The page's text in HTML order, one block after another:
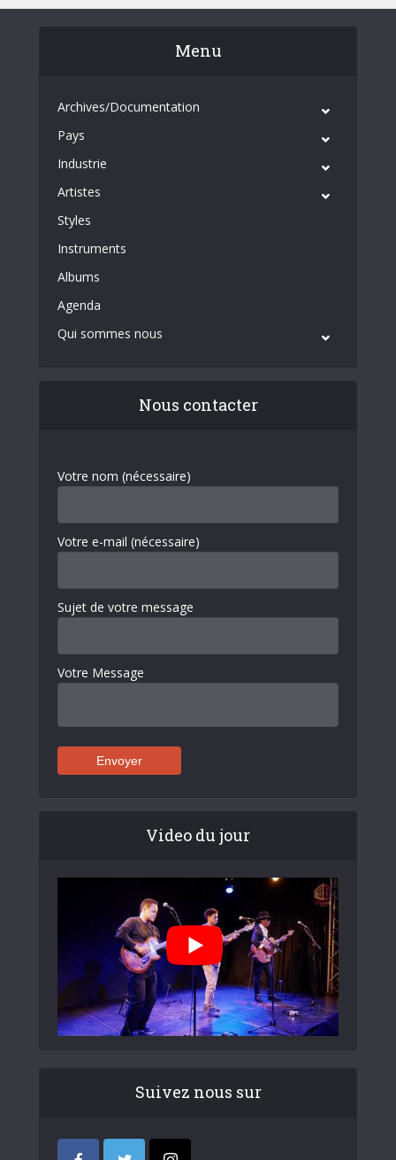
Menu
Archives/Documentation
Pays
Industrie
Artistes
Styles
Instruments
Albums
Agenda
Qui sommes nous
Nous contacter
Votre nom (nécessaire)
Votre e-mail (nécessaire)
Sujet de votre message
Votre Message
Video du jour
Suivez nous sur